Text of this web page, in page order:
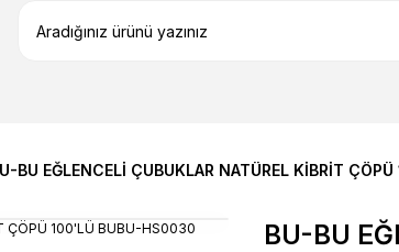
BU EĞLENCELİ ÇUBUKLAR NATÜREL KİBRİT
BU-BU